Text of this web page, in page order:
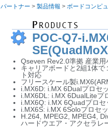
パートナー > 製品情報 > ボードコンピ
POC-Q7-
Qseven Rev2.0準拠 産業
キャリアボードと2組1体で
ト対応
フリースケール製
i.MX6D: i.MX 6Dualプロセ
i.MX6DL: i.MX 6DualLiteプ
i.MX6Q: i.MX 6Quadプロ
i.MX6S: i.MX 6Soloプロセ
H.264, MPEG2, MPEG4,
ハードウエア・アクセラレ